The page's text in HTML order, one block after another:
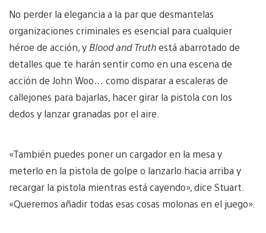
No perder la elegancia a la par que desmantelas
organizaciones criminales es esencial para cualquier
héroe de acción, yBlood and Truthestá abarrotado de
detalles que te harán sentir como en una escena de
acción de John Woo… como disparar a escaleras de
callejones para bajarlas, hacer girar la pistola con los
dedos y lanzar granadas por el aire.
«También puedes poner un cargador en la mesa y
meterlo en la pistola de golpe o lanzarlo hacia arriba y
recargar la pistola mientras está cayendo», dice Stuart.
«Queremos añadir todas esas cosas molonas en el juego».